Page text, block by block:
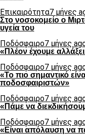
Επικαιρότητα7 μήνες
Στο νοσοκομείο ο
υγεία του
Ποδόσφαιρο7 μήνες
«Πλέον έχουμε
Ποδόσφαιρο7 μήνες
«Το πιο σημαντικό
ποδοσφαιριστών»
Ποδόσφαιρο7 μήνες
«Πάμε να
Ποδόσφαιρο7 μήνες
«Είναι απόλαυση να